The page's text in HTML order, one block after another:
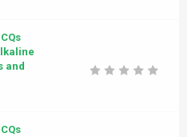
and